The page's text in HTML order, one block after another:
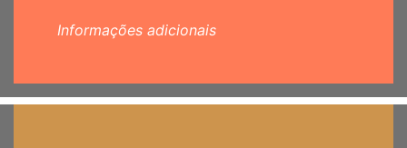
Informações adicionais